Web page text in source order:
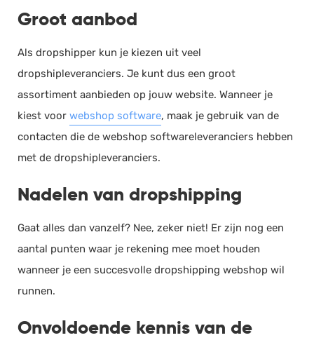
Groot aanbod
Als dropshipper kun je kiezen uit veel
dropshipleveranciers. Je kunt dus een groot
assortiment aanbieden op jouw website. Wanneer je
kiest voor webshop software, maak je gebruik van de
contacten die de webshop softwareleveranciers hebben
met de dropshipleveranciers.
Nadelen van dropshipping
Gaat alles dan vanzelf? Nee, zeker niet! Er zijn nog een
aantal punten waar je rekening mee moet houden
wanneer je een succesvolle dropshipping webshop wil
runnen.
Onvoldoende kennis van de